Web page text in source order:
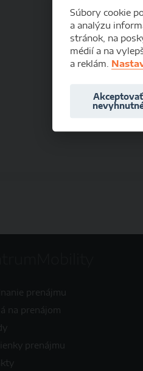
1000MB
Klasické
tmavošedá
prenájmu
na prenájom
prenájmu
Súbory cookie
a analýzu
stránok, na
médií a na
a reklám.
Akceptovať